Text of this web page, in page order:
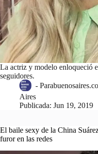
La actriz y modelo enloqueció
seguidores.
-
Aires
Publicada: Jun 19, 2019
El baile sexy de la China
furor en las redes